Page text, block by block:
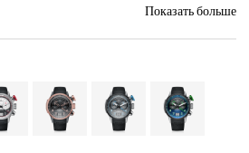
Показать больше